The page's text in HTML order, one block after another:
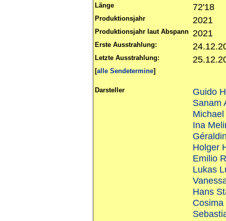
Länge 72'18
Produktionsjahr 2021
Produktionsjahr laut Abspann 2021
Erste Ausstrahlung:
Letzte Ausstrahlung:
[alle Sendetermine]
Darsteller
Guido
Sanam
Ina
Holger
Emilio
Lukas
Hans